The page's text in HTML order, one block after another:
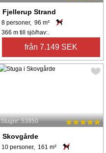
Fjellerup Strand
8 personer, 96 m²
366 m till sjö/hav:.
från 7.149 SEK
Stugnr: 53950
Skovgårde
10 personer, 161 m²